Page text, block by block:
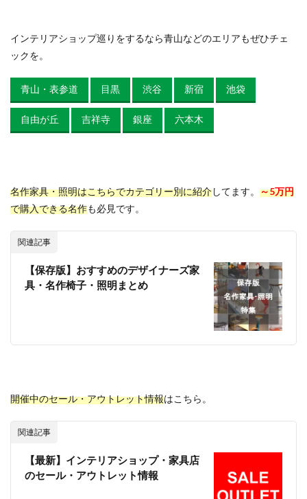
インテリアショップ巡りをするなら青山などのエリアもぜひチェ
ックを。
青山・表参道 目黒 渋谷 新宿 池袋
自由が丘 吉祥寺 銀座 六本木
名作家具・照明はこちらでカテゴリー別に紹介してます。 ～5万円
で購入できる名作も必見です。
関連記事
【保存版】おすすめのデザイナーズ家
具・名作椅子・照明まとめ
開催中のセール・アウトレット情報はこちら。
関連記事
【最新】インテリアショップ・家具店
のセール・アウトレット情報